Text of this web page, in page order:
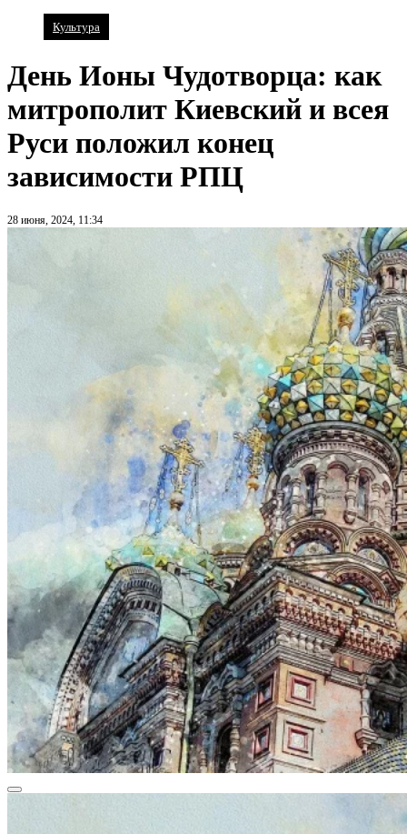
Культура
День Ионы Чудотворца: как
митрополит Киевский и всея
Руси положил конец
зависимости РПЦ
28 июня, 2024, 11:34